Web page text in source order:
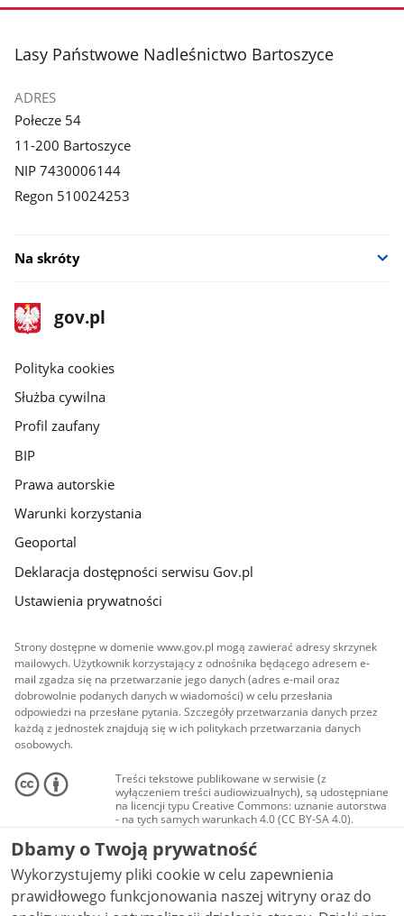
stopka
Lasy Państwowe Nadleśnictwo Bartoszyce
ADRES
Połecze 54
11-200 Bartoszyce
NIP 7430006144
Regon 510024253
Na skróty
stopka
gov.pl
Strona
gov.pl
gov.pl
Polityka cookies
Służba cywilna
Profil zaufany
BIP
Prawa autorskie
Warunki korzystania
Geoportal
Deklaracja dostępności serwisu Gov.pl
Ustawienia prywatności
Strony dostępne w domenie www.gov.pl mogą zawierać adresy skrzynek
mailowych. Użytkownik korzystający z odnośnika będącego adresem e-
mail zgadza się na przetwarzanie jego danych (adres e-mail oraz
dobrowolnie podanych danych w wiadomości) w celu przesłania
odpowiedzi na przesłane pytania. Szczegóły przetwarzania danych przez
każdą z jednostek znajdują się w ich politykach przetwarzania danych
osobowych.
Treści tekstowe publikowane w serwisie (z
wyłączeniem treści audiowizualnych), są udostępniane
na licencji typu Creative Commons: uznanie autorstwa
- na tych samych warunkach 4.0 (CC BY-SA 4.0).
Materiały audiowizualne, w tym zdjęcia, materiały
audio i wideo, są udostępniane na licencji typu
Creative Commons: uznanie autorstwa użycie
niekomercyjne - bez utworów zależnych 4.0 (CC BY-
NC-ND 4.0), o ile nie jest to stwierdzone inaczej.
Dbamy o Twoją prywatność
Wykorzystujemy pliki cookie w celu zapewnienia
prawidłowego funkcjonowania naszej witryny oraz do